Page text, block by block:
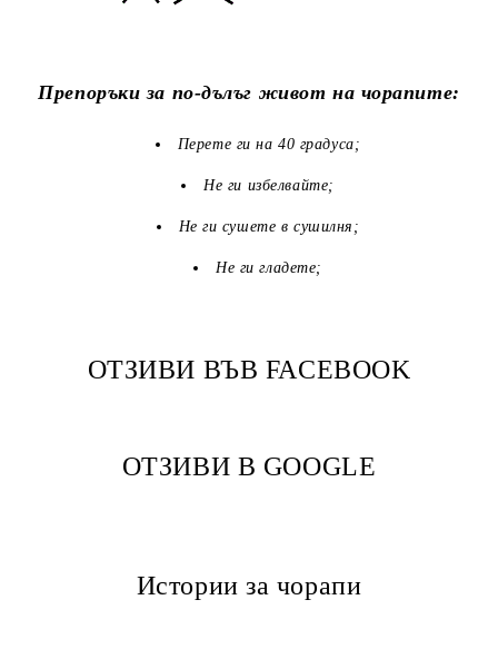
Препоръки за по-дълъг живот на чорапите:
Перете ги на 40 градуса;
Не ги избелвайте;
Не ги сушете в сушилня;
Не ги гладете;
ОТЗИВИ ВЪВ FACEBOOK
ОТЗИВИ В GOOGLE
Истории за чорапи